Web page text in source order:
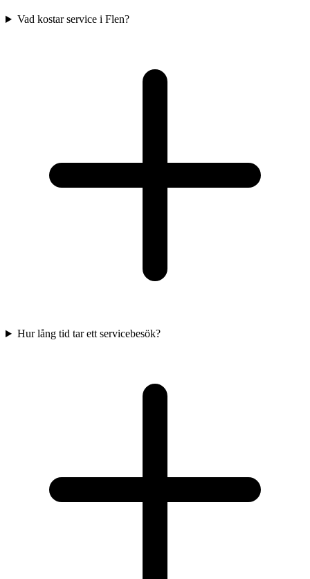
Vad kostar service i Flen?
Hur lång tid tar ett servicebesök?